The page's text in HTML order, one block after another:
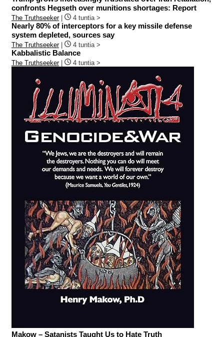
confronts Hegseth over munitions shortages: Report
The Truthseeker| 4 tuntia >
Nearly 80% of interceptors for a key missile defense
system depleted, sources say
The Truthseeker| 4 tuntia >
Kabbalistic Balance
The Truthseeker| 4 tuntia >
Makow – Satanists Taught Us to Hate Truth